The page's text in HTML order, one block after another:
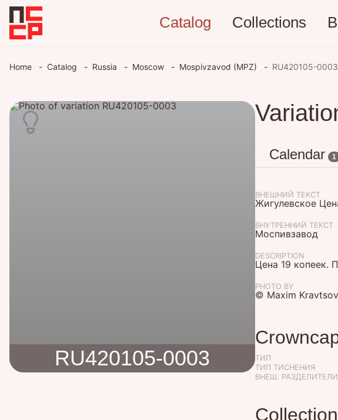
Catalog Collections
Home Catalog Russia Moscow Mospivzavod (MPZ) RU420105-0003
RU420105-0003
Calendar 1
ВНЕШНИЙ ТЕКСТ
Жигулевское
ВНУТРЕННИЙ ТЕКСТ
Моспивзавод
DESCRIPTION
Цена 19 копеек.
PHOTO BY
© Maxim Kravtsov
ТИП
ТИП ТИСНЕНИЯ
ВНЕШ. РАЗДЕЛИТЕЛИ